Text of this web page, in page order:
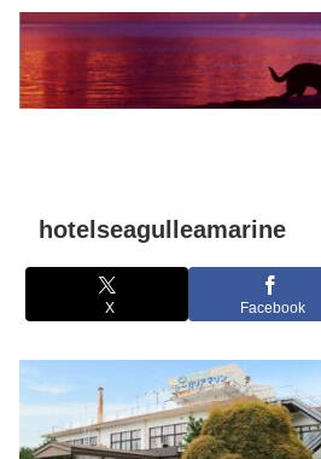
hotelseagulleamarine
X Facebook